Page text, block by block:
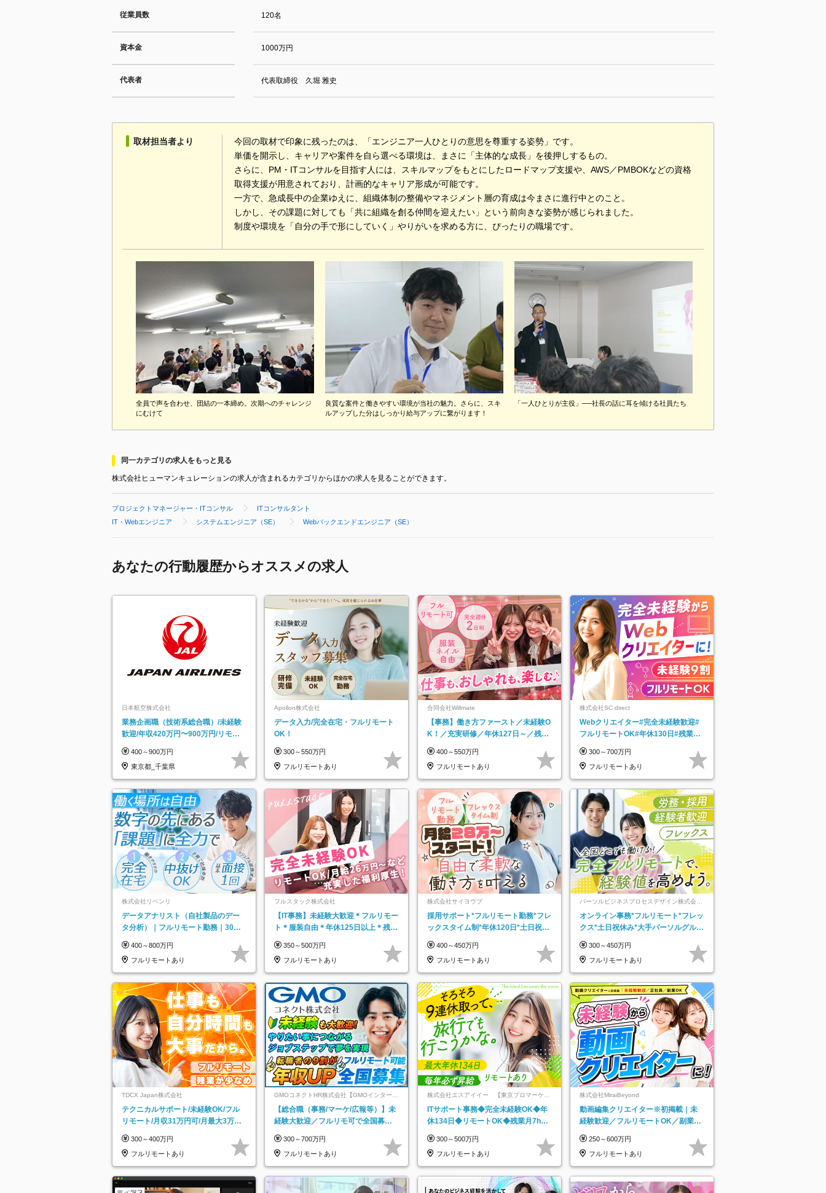
従業員数 120名
資本金 1000万円
代表者 代表取締役 久堀 雅史
取材担当者より
今回の取材で印象に残ったのは、「エンジニア一人ひとりの意思を尊重する姿勢」です。
単価を開示し、キャリアや案件を自ら選べる環境は、まさに「主体的な成長」を後押しするもの。
さらに、PM・ITコンサルを目指す人には、スキルマップをもとにしたロードマップ支援や、AWS／PMBOKなどの資格
取得支援が用意されており、計画的なキャリア形成が可能です。
一方で、急成長中の企業ゆえに、組織体制の整備やマネジメント層の育成は今まさに進行中とのこと。
しかし、その課題に対しても「共に組織を創る仲間を迎えたい」という前向きな姿勢が感じられました。
制度や環境を「自分の手で形にしていく」やりがいを求める方に、ぴったりの職場です。
全員で声を合わせ、団結の一本締め。次期へのチャレンジ
にむけて
良質な案件と働きやすい環境が当社の魅力。さらに、スキ
ルアップした分はしっかり給与アップに繋がります！
「一人ひとりが主役」──社長の話に耳を傾ける社員たち
同一カテゴリの求人をもっと見る
株式会社ヒューマンキュレーションの求人が含まれるカテゴリからほかの求人を見ることができます。
プロジェクトマネージャー・ITコンサル
ITコンサルタント
IT・Webエンジニア
システムエンジニア（SE） Webバックエンドエンジニア（SE）
あなたの行動履歴からオススメの求人
日本航空株式会社
業務企画職（技術系総合職）/未経験
歓迎/年収420万円〜900万円/リモー
400～900万円
東京都_千葉県
Apollon株式会社
データ入力/完全在宅・フルリモート
OK！
300～550万円
フルリモートあり
合同会社Willmate
【事務】働き方ファースト／未経験O
K！／充実研修／年休127日～／残業
400～550万円
フルリモートあり
株式会社SC direct
Webクリエイター#完全未経験歓迎#
フルリモートOK#年休130日#残業月
300～700万円
フルリモートあり
株式会社リベンリ
データアナリスト（自社製品のデー
タ分析）｜フルリモート勤務｜30代
員多数活躍
400～800万円
フルリモートあり
フルスタック株式会社
【IT事務】未経験大歓迎＊フルリモー
ト＊服装自由＊年休125日以上＊残業
350～500万円
フルリモートあり
株式会社サイヨウブ
採用サポート*フルリモート勤務*フレ
ックスタイム制*年休120日*土日祝休
400～450万円
フルリモートあり
パーソルビジネスプロセスデザイン株式会
社 事業開発本部
オンライン事務*フルリモート*フレッ
クス*土日祝休み*大手パーソルグルー
300～450万円
フルリモートあり
TDCX Japan株式会社
テクニカルサポート/未経験OK/フル
リモート/月収31万円可/月最大3万の
300～400万円
フルリモートあり
GMOコネクトHR株式会社【GMOインターネ
ットグループ】
【総合職（事務/マーケ/広報等）】未
経験大歓迎／フルリモ可で全国募
★
300～700万円
フルリモートあり
株式会社エスアイイー 【東京プロマーケッ
ITサポート事務◆完全未経験OK◆年
休134日◆リモートOK◆残業月7h以
300～500万円
フルリモートあり
株式会社MiraiBeyond
動画編集クリエイター※初掲載｜未
経験歓迎／フルリモートOK／副業O
250～600万円
フルリモートあり